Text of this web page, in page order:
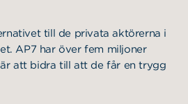
till de privata aktörerna i
AP7 har över fem miljoner
att bidra till att de får en trygg